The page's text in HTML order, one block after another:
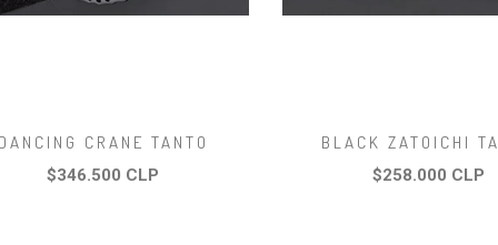
CRANE TANTO
$346.500 CLP
BLACK ZATOICHI
$258.000 CLP